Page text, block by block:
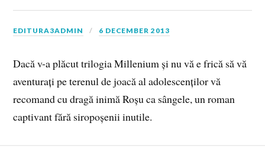
EDITURA3ADMIN 6 DECEMBER 2013
Dacă v-a plăcut trilogia Millenium și nu vă e frică să vă
aventurați pe terenul de joacă al adolescenților vă
recomand cu dragă inimă Roșu ca sângele, un roman
captivant fără siropoșenii inutile.